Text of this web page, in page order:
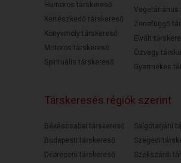
Humoros társkereső
Kertészkedő társkereső
Könyvmoly társkereső
Motoros társkereső
Spirituális társkereső
Vegetáriánus
Zenefüggő
Elvált
Özvegy
Gyermekes
Társkeresés régiók szerint
Békéscsabai társkereső
Budapesti társkereső
Debreceni társkereső
Salgótarjáni
Szegedi
Szekszárdi